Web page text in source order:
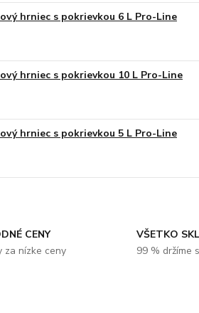
hrniec s pokrievkou 6 L Pro-Line
hrniec s pokrievkou 10 L Pro-Line
hrniec s pokrievkou 5 L Pro-Line
CENY
za nízke ceny
VŠETKO
99 % držíme